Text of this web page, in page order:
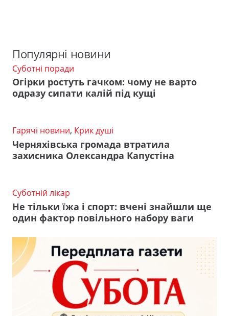
Популярні новини
Суботні поради
Огірки ростуть гачком: чому не варто
одразу сипати калій під кущі
Гарячі новини, Крик душі
Черняхівська громада втратила
захисника Олександра Капустіна
Суботній лікар
Не тільки їжа і спорт: вчені знайшли ще
один фактор повільного набору ваги